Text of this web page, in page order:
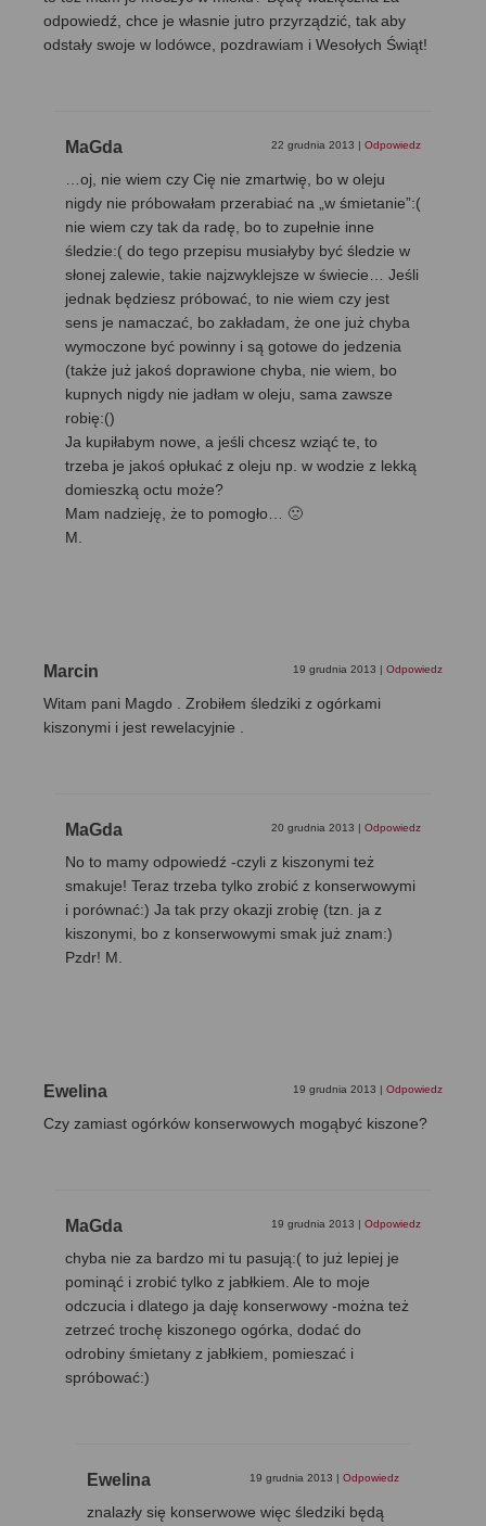
odpowiedź, chce je własnie jutro przyrządzić, tak aby
odstały swoje w lodówce, pozdrawiam i Wesołych Świąt!
MaGda 22 grudnia 2013 | Odpowiedz
…oj, nie wiem czy Cię nie zmartwię, bo w oleju
nigdy nie próbowałam przerabiać na „w śmietanie”:(
nie wiem czy tak da radę, bo to zupełnie inne
śledzie:( do tego przepisu musiałyby być śledzie w
słonej zalewie, takie najzwyklejsze w świecie… Jeśli
jednak będziesz próbować, to nie wiem czy jest
sens je namaczać, bo zakładam, że one już chyba
wymoczone być powinny i są gotowe do jedzenia
(także już jakoś doprawione chyba, nie wiem, bo
kupnych nigdy nie jadłam w oleju, sama zawsze
robię:()
Ja kupiłabym nowe, a jeśli chcesz wziąć te, to
trzeba je jakoś opłukać z oleju np. w wodzie z lekką
domieszką octu może?
Mam nadzieję, że to pomogło… 🙁
M.
Marcin 19 grudnia 2013 | Odpowiedz
Witam pani Magdo . Zrobiłem śledziki z ogórkami
kiszonymi i jest rewelacyjnie .
MaGda 20 grudnia 2013 | Odpowiedz
No to mamy odpowiedź -czyli z kiszonymi też
smakuje! Teraz trzeba tylko zrobić z konserwowymi
i porównać:) Ja tak przy okazji zrobię (tzn. ja z
kiszonymi, bo z konserwowymi smak już znam:)
Pzdr! M.
Ewelina 19 grudnia 2013 | Odpowiedz
Czy zamiast ogórków konserwowych mogąbyć kiszone?
MaGda 19 grudnia 2013 | Odpowiedz
chyba nie za bardzo mi tu pasują:( to już lepiej je
pominąć i zrobić tylko z jabłkiem. Ale to moje
odczucia i dlatego ja daję konserwowy -można też
zetrzeć trochę kiszonego ogórka, dodać do
odrobiny śmietany z jabłkiem, pomieszać i
spróbować:)
Ewelina 19 grudnia 2013 | Odpowiedz
znalazły się konserwowe więc śledziki będą